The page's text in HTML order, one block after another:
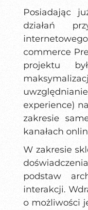
Posiadając
działań
commerce
projektu
experience)
zakresie
kanałach
W zakresie
podstaw
interakcji.
o możliwości